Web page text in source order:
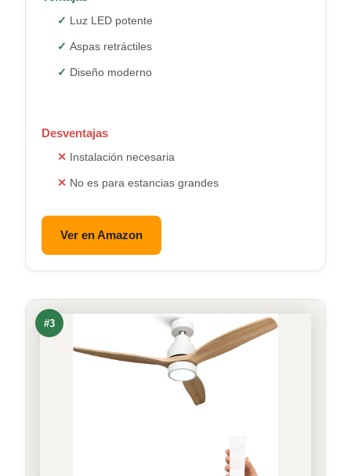
Luz LED potente
Aspas retráctiles
Diseño moderno
Desventajas
Instalación necesaria
No es para estancias grandes
Ver en Amazon
#3